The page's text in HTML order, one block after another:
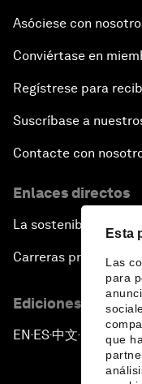
Esta
Las
para
que
Asóciese con
Conviértase en
Regístrese para
Suscríbase a
Contacte con
Enlaces directos
La sostenibilidad en
Carreras
Ediciones en
EN ▪ES▪中文▪ 日本語